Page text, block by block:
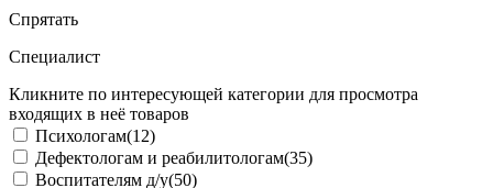
Спрятать
Специалист
Кликните по интересующей категории для просмотра
входящих в неё товаров
Психологам(12)
Дефектологам и реабилитологам(35)
Воспитателям д/у(50)